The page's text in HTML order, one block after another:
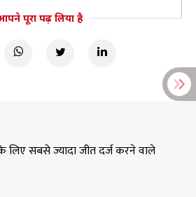
पूरा पढ़ लिया है
लिए सबसे ज्यादा जीत दर्ज करने वाले